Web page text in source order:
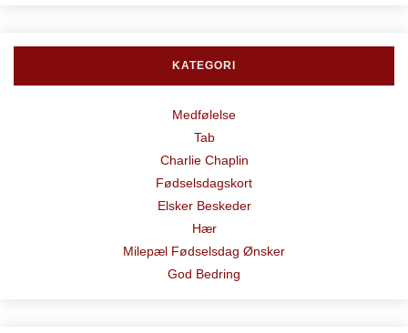
KATEGORI
Medfølelse
Tab
Charlie Chaplin
Fødselsdagskort
Elsker Beskeder
Hær
Milepæl Fødselsdag Ønsker
God Bedring